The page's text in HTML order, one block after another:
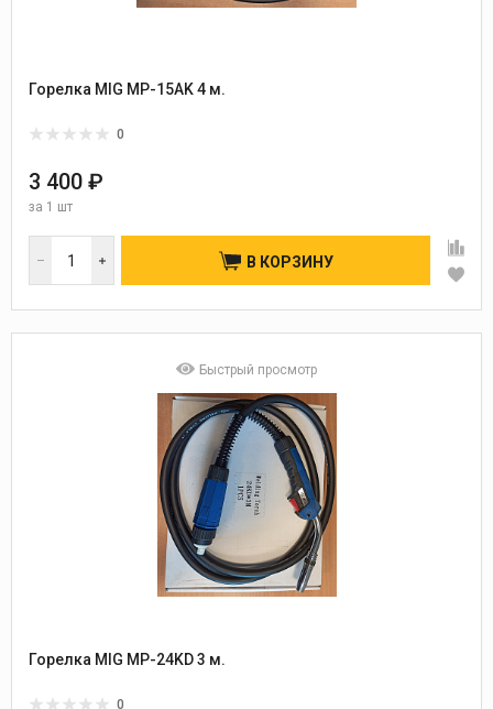
Горелка MIG MP-15AK 4 м.
0
3 400 ₽
за 1 шт
В КОРЗИНУ
Быстрый просмотр
Горелка MIG MP-24KD 3 м.
0